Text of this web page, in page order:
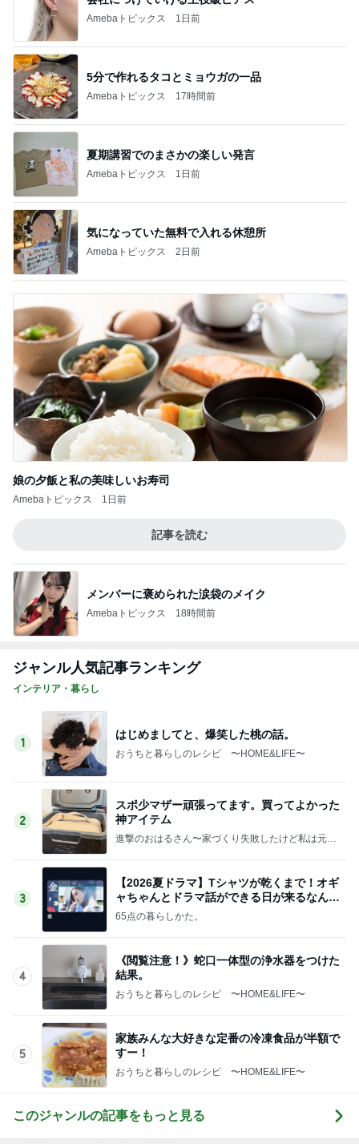
Amebaトピックス 1日前
5分で作れるタコとミョウガの一品
Amebaトピックス 17時間前
夏期講習でのまさかの楽しい発言
Amebaトピックス 1日前
気になっていた無料で入れる休憩所
Amebaトピックス 2日前
娘の夕飯と私の美味しいお寿司
Amebaトピックス 1日前
記事を読む
メンバーに褒められた涙袋のメイク
Amebaトピックス 18時間前
ジャンル人気記事ランキング
インテリア・暮らし
1
はじめましてと、爆笑した桃の話。
おうちと暮らしのレシピ 〜HOME&LIFE〜
2
スポ少マザー頑張ってます。買ってよかった
神アイテム
進撃のおはるさん〜家づくり失敗したけど私は元気
3
【2026夏ドラマ】Tシャツが乾くまで！オギ
ャちゃんとドラマ話ができる日が来るなん
て！
65点の暮らしかた。
4
《閲覧注意！》蛇口一体型の浄水器をつけた
結果。
おうちと暮らしのレシピ 〜HOME&LIFE〜
5
家族みんな大好きな定番の冷凍食品が半額で
すー！
おうちと暮らしのレシピ 〜HOME&LIFE〜
このジャンルの記事をもっと見る